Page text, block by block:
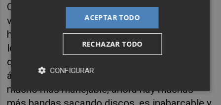
Cervera y Campoy la oportunidad de echar la
vista atrás para recordar cómo era la ciudad
hace unos años, en un momento en el que en
lo musical estaba aún todo por crear: “En lo
que respecta al rock y al pop, que es nuestro
ámbito, la valenciana antes era una escena
mucho más manejable; ahora hay muchas
ACEPTAR TODO
RECHAZAR TODO
CONFIGURAR